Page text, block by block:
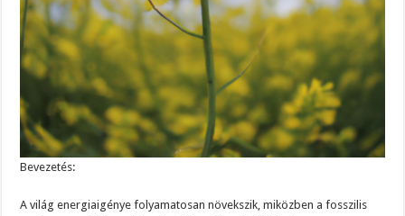
Bevezetés:
A világ energiaigénye folyamatosan növekszik, miközben a fosszilis